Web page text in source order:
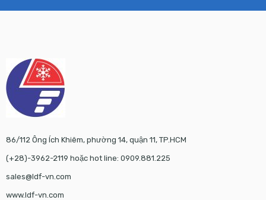
86/112 Ông Ích Khiêm, phường 14, quận 11, TP.HCM
(+28)-3962-2119 hoặc hot line: 0909.881.225
sales@ldf-vn.com
www.ldf-vn.com